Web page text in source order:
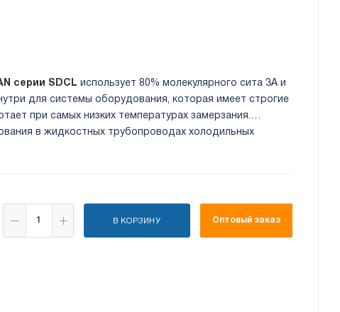
серии SDCL использует 80% молекулярного сита 3A и
для системы оборудования, которая имеет строгие
при самых низких температурах замерзания.
в жидкостных трубопроводах холодильных
воздуха. Присоединительный размер: 3/8"
В КОРЗИНУ Оптовый заказ